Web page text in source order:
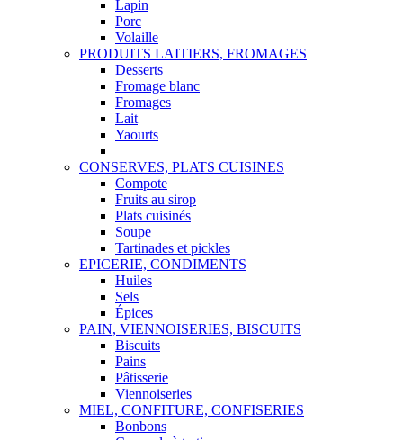
Lapin
Porc
Volaille
PRODUITS LAITIERS, FROMAGES
Desserts
Fromage blanc
Fromages
Lait
Yaourts
CONSERVES, PLATS CUISINES
Compote
Fruits au sirop
Plats cuisinés
Soupe
Tartinades et pickles
EPICERIE, CONDIMENTS
Huiles
Sels
Épices
PAIN, VIENNOISERIES, BISCUITS
Biscuits
Pains
Pâtisserie
Viennoiseries
MIEL, CONFITURE, CONFISERIES
Bonbons